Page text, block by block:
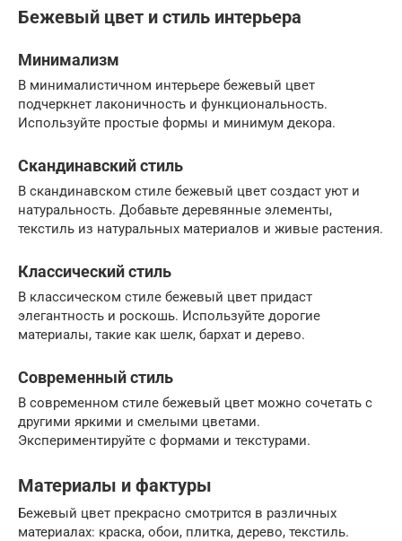
Бежевый цвет и стиль интерьера
Минимализм
В минималистичном интерьере бежевый цвет
подчеркнет лаконичность и функциональность.
Используйте простые формы и минимум декора.
Скандинавский стиль
В скандинавском стиле бежевый цвет создаст уют и
натуральность. Добавьте деревянные элементы,
текстиль из натуральных материалов и живые растения.
Классический стиль
В классическом стиле бежевый цвет придаст
элегантность и роскошь. Используйте дорогие
материалы, такие как шелк, бархат и дерево.
Современный стиль
В современном стиле бежевый цвет можно сочетать с
другими яркими и смелыми цветами.
Экспериментируйте с формами и текстурами.
Материалы и фактуры
Бежевый цвет прекрасно смотрится в различных
материалах: краска, обои, плитка, дерево, текстиль.